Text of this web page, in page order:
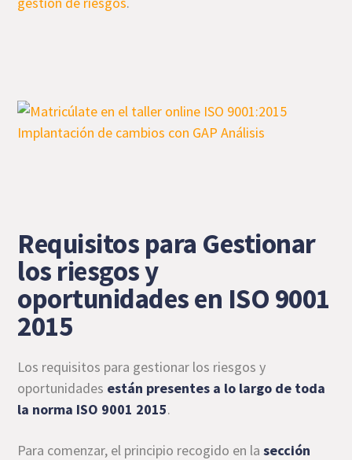
Requisitos para Gestionar
los riesgos y
oportunidades en ISO 9001
2015
Los requisitos para gestionar los riesgos y
oportunidades están presentes a lo largo de toda
la norma ISO 9001 2015.
Para comenzar, el principio recogido en la sección